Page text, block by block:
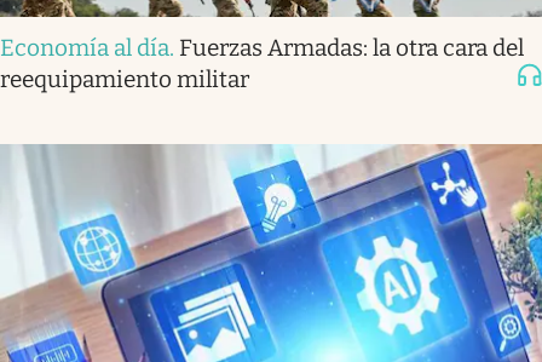
Economía al día. Fuerzas Armadas: la otra cara del
reequipamiento militar